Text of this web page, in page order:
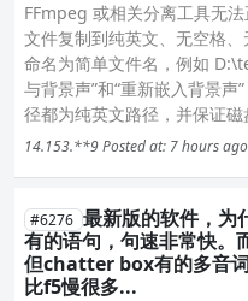
FFmpeg 或相关分离工具无
文件复制到纯英文、无空格
命名为简单文件名，例如
与背景声”和“重新嵌入背景
径都为纯英文路径，并保证
14.153.**9Posted at: 7 hours ago
#6276 最新版的软件，为
有的语句，句速非常快
但chatter box有的多音
比f5慢很多...